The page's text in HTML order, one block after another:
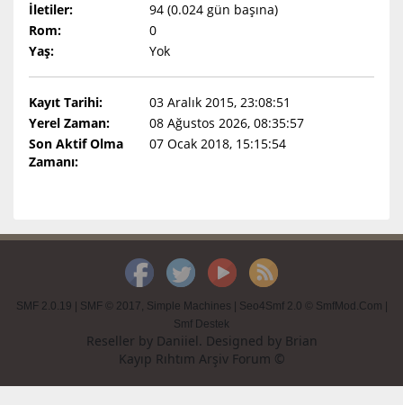
İletiler:
94 (0.024 gün başına)
Rom:
0
Yaş:
Yok
Kayıt Tarihi:
03 Aralık 2015, 23:08:51
Yerel Zaman:
08 Ağustos 2026, 08:35:57
Son Aktif Olma
Zamanı:
07 Ocak 2018, 15:15:54
SMF 2.0.19 SMF © 2017, Simple Machines Seo4Smf 2.0 © SmfMod.Com
Smf Destek
Reseller by Daniiel. Designed by Brian
Kayıp Rıhtım Arşiv Forum ©